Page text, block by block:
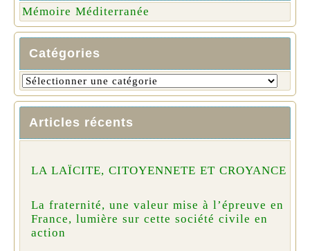
Mémoire Méditerranée
Catégories
Articles récents
LA LAÏCITE, CITOYENNETE ET CROYANCE
La fraternité, une valeur mise à l’épreuve en
France, lumière sur cette société civile en
action